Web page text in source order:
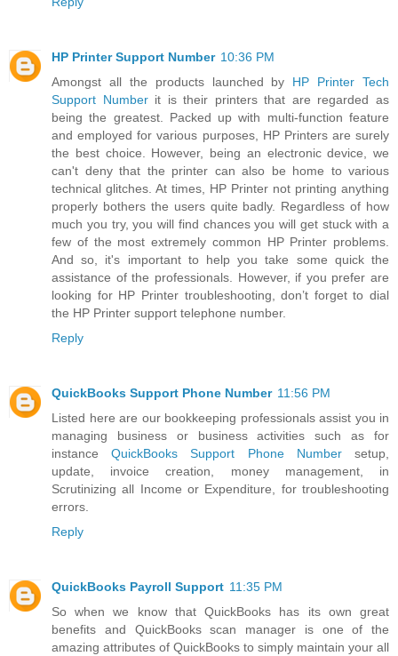
HP Printer Support Number 10:36 PM
Amongst all the products launched by HP Printer Tech
Support Numberit is their printers that are regarded as
being the greatest. Packed up with multi-function feature
and employed for various purposes, HP Printers are surely
the best choice. However, being an electronic device, we
can't deny that the printer can also be home to various
technical glitches. At times, HP Printer not printing anything
properly bothers the users quite badly. Regardless of how
much you try, you will find chances you will get stuck with a
few of the most extremely common HP Printer problems.
And so, it's important to help you take some quick the
assistance of the professionals. However, if you prefer are
looking for HP Printer troubleshooting, don’t forget to dial
the HP Printer support telephone number.
Reply
QuickBooks Support Phone Number 11:56 PM
Listed here are our bookkeeping professionals assist you in
managing business or business activities such as for
instanceQuickBooks Support Phone Numbersetup,
update, invoice creation, money management, in
Scrutinizing all Income or Expenditure, for troubleshooting
errors.
Reply
QuickBooks Payroll Support 11:35 PM
So when we know that QuickBooks has its own great
benefits and QuickBooks scan manager is one of the
amazing attributes of QuickBooks to simply maintain your all